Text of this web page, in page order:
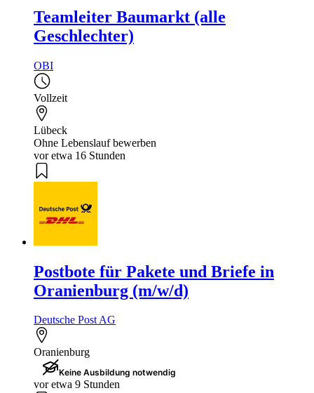
Teamleiter Baumarkt (alle
Geschlechter)
OBI
Vollzeit
Lübeck
Ohne Lebenslauf bewerben
vor etwa 16 Stunden
Postbote für Pakete und Briefe in
Oranienburg (m/w/d)
Deutsche Post AG
Oranienburg
Keine Ausbildung notwendig
vor etwa 9 Stunden